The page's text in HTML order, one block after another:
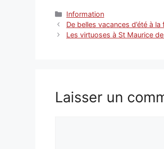
Catégories
Information
De belles vacances d’été à
Les virtuoses à St Maurice
Laisser un